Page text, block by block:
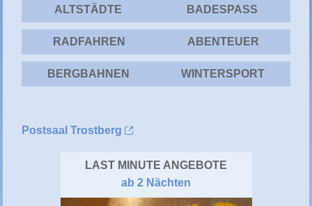
ALTSTÄDTE BADESPASS
RADFAHREN ABENTEUER
BERGBAHNEN WINTERSPORT
Postsaal Trostberg
LAST MINUTE ANGEBOTE
ab 2 Nächten